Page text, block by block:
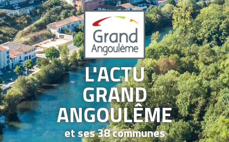
L'ACTU
GRAND
ANGOULÊME
et ses 38 communes
Panneau de gestion des cookies